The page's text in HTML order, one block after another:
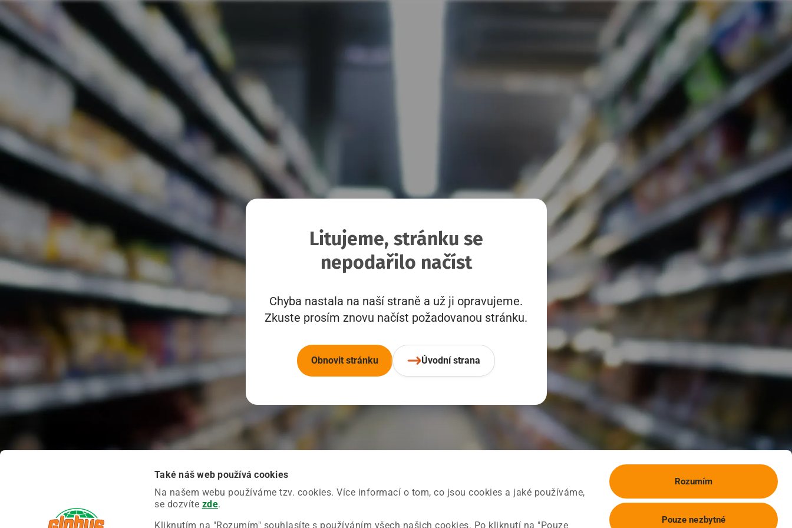
Také náš web používá cookies
Na našem webu používáme tzv. cookies. Více informací o tom, co jsou cookies a jaké používáme,
se dozvíte zde.
Kliknutím na "Rozumím" souhlasíte s používáním všech našich cookies. Po kliknutí na "Pouze
Rozumím
Pouze nezbytné
Litujeme, stránku se
nepodařilo načíst
Chyba nastala na naší straně a už ji opravujeme.
Zkuste prosím znovu načíst požadovanou stránku.
Obnovit stránku Úvodní strana